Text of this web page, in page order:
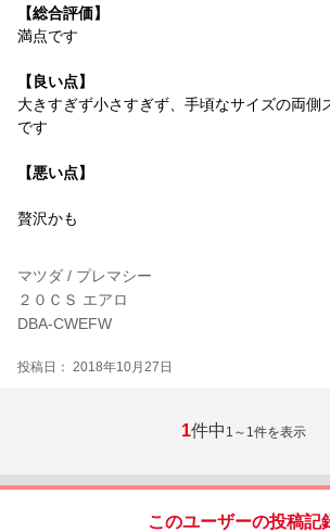
【総合評価】
満点です
【良い点】
大きすぎず小さすぎず、手頃なサイズの両側
です
【悪い点】
贅沢かも
マツダ / プレマシー
２０ＣＳ エアロ
DBA-CWEFW
投稿日： 2018年10月27日
1件中 1～1件を表示
このユーザーの投稿記